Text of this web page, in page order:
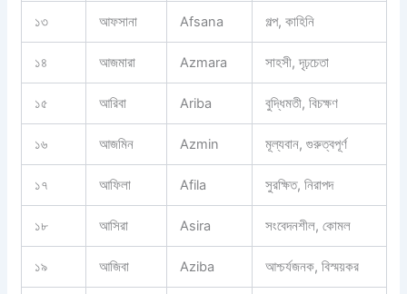
১৩ আফসানা Afsana গল্প, কাহিনি
১৪ আজমারা Azmara সাহসী, দৃঢ়চেতা
১৫ আরিবা Ariba বুদ্ধিমতী, বিচক্ষণ
১৬ আজমিন Azmin মূল্যবান, গুরুত্বপূর্ণ
১৭ আফিলা Afila সুরক্ষিত, নিরাপদ
১৮ আসিরা Asira সংবেদনশীল, কোমল
১৯ আজিবা Aziba আশ্চর্যজনক, বিস্ময়কর